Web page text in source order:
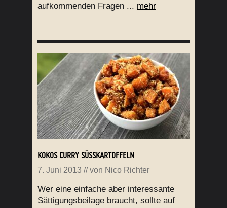
aufkommenden Fragen ... mehr
KOKOS CURRY SÜSSKARTOFFELN
7. Juni 2013 // von Nico Richter
Wer eine einfache aber interessante
Sättigungsbeilage braucht, sollte auf